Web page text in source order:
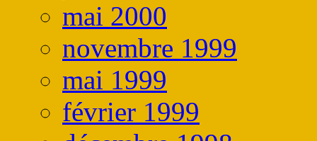
mai 2000
novembre 1999
mai 1999
février 1999